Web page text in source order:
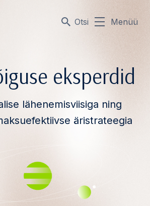
Otsi Menüü
eksperdid
lähenemisviisiga ning
äristrateegia